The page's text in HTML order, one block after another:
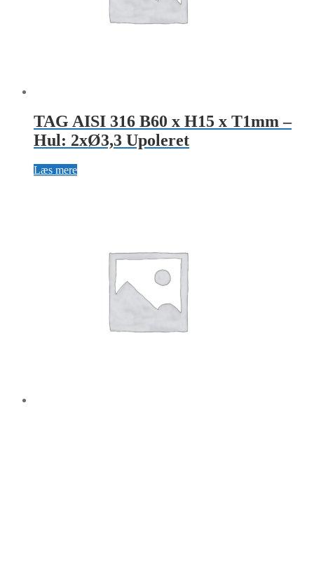
TAG AISI 316 B60 x H15 x T1mm –
Hul: 2xØ3,3 Upoleret
Læs mere